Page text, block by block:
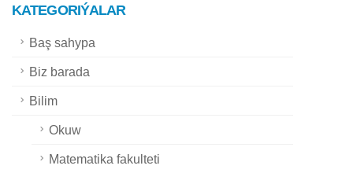
KATEGORIÝALAR
Baş sahypa
Biz barada
Bilim
Okuw
Matematika fakulteti